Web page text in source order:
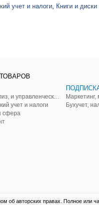
учет и налоги Книги и диски
Аудит, анализ, и управленческий учет
учет и налоги
сфера
Бухучет,
авторских правах. Полное или